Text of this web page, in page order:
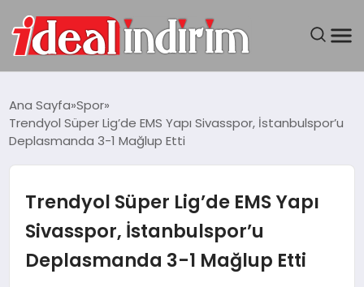
BILGISAYAR
TEKNOLOJI
Ana Sayfa Spor
Trendyol Süper Lig’de EMS Yapı Sivasspor, İstanbulspor’u
Deplasmanda 3-1 Mağlup Etti
Trendyol Süper Lig’de EMS Yapı
Sivasspor, İstanbulspor’u
Deplasmanda 3-1 Mağlup Etti